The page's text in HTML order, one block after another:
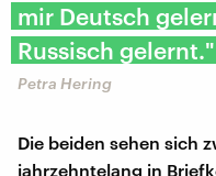
mir Deutsch
Russisch gelernt."
Petra Hering
Die beiden sehen sich
jahrzehntelang in